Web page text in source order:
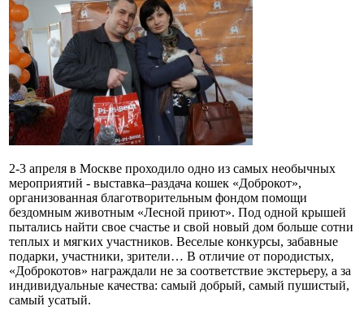
2-3 апреля в Москве проходило одно из самых необычных
мероприятий - выставка–раздача кошек «Доброкот»,
организованная благотворительным фондом помощи
бездомным животным «Лесной приют». Под одной крышей
пытались найти свое счастье и свой новый дом больше сотни
теплых и мягких участников. Веселые конкурсы, забавные
подарки, участники, зрители… В отличие от породистых,
«Доброкотов» награждали не за соответствие экстерьеру, а за
индивидуальные качества: самый добрый, самый пушистый,
самый усатый.